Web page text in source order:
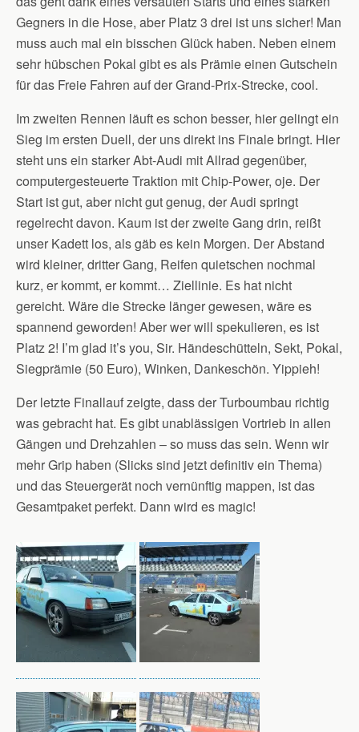
Gegners in die Hose, aber Platz 3 drei ist uns sicher! Man
muss auch mal ein bisschen Glück haben. Neben einem
sehr hübschen Pokal gibt es als Prämie einen Gutschein
für das Freie Fahren auf der Grand-Prix-Strecke, cool.
Im zweiten Rennen läuft es schon besser, hier gelingt ein
Sieg im ersten Duell, der uns direkt ins Finale bringt. Hier
steht uns ein starker Abt-Audi mit Allrad gegenüber,
computergesteuerte Traktion mit Chip-Power, oje. Der
Start ist gut, aber nicht gut genug, der Audi springt
regelrecht davon. Kaum ist der zweite Gang drin, reißt
unser Kadett los, als gäb es kein Morgen. Der Abstand
wird kleiner, dritter Gang, Reifen quietschen nochmal
kurz, er kommt, er kommt… Ziellinie. Es hat nicht
gereicht. Wäre die Strecke länger gewesen, wäre es
spannend geworden! Aber wer will spekulieren, es ist
Platz 2! I’m glad it’s you, Sir. Händeschütteln, Sekt, Pokal,
Siegprämie (50 Euro), Winken, Dankeschön. Yippieh!
Der letzte Finallauf zeigte, dass der Turboumbau richtig
was gebracht hat. Es gibt unablässigen Vortrieb in allen
Gängen und Drehzahlen – so muss das sein. Wenn wir
mehr Grip haben (Slicks sind jetzt definitiv ein Thema)
und das Steuergerät noch vernünftig mappen, ist das
Gesamtpaket perfekt. Dann wird es magic!